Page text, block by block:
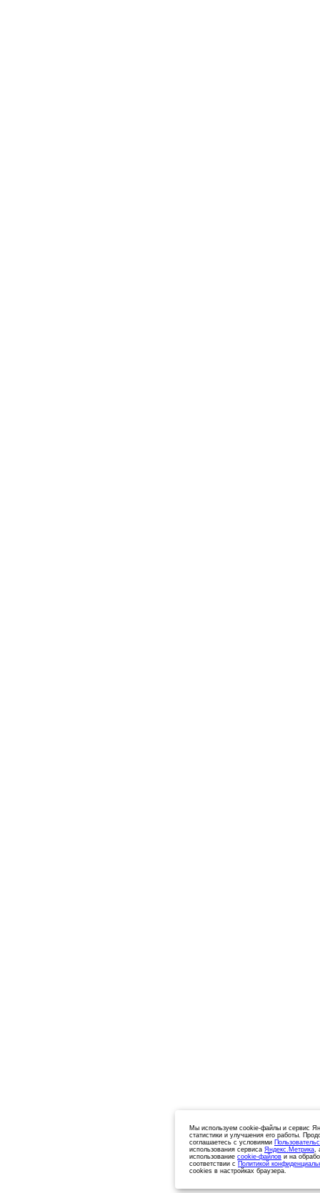
Мы используем cookie-файлы и сервис
статистики и улучшения его работы.
соглашаетесь с условиями
использования сервиса Яндекс.Метрика,
использование cookie-файлов и на
соответствии с Политикой
cookies в настройках браузера.